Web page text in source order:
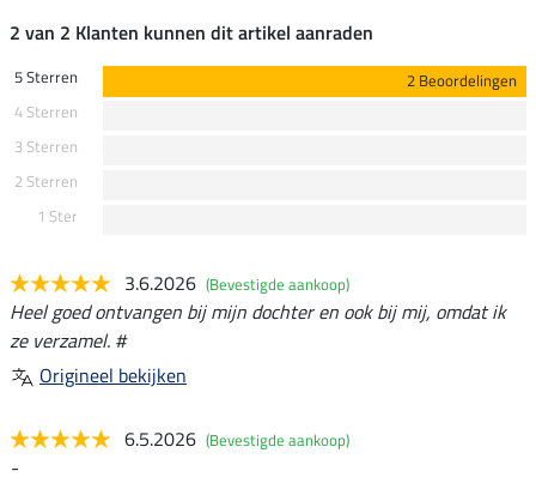
2 van 2 Klanten kunnen dit artikel aanraden
5 Sterren
2 Beoordelingen
4 Sterren
3 Sterren
2 Sterren
1 Ster
3.6.2026 (Bevestigde aankoop)
Heel goed ontvangen bij mijn dochter en ook bij mij, omdat ik
ze verzamel. #
Origineel bekijken
6.5.2026 (Bevestigde aankoop)
-